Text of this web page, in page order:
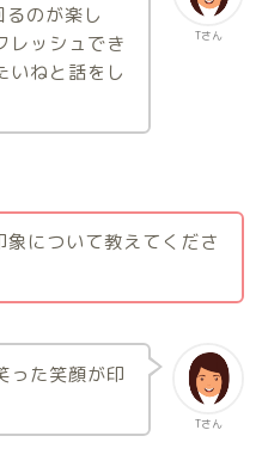
Tさん
のが楽し
レッシュでき
いねと話をし
象について教えてくださ
Tさん
った笑顔が印